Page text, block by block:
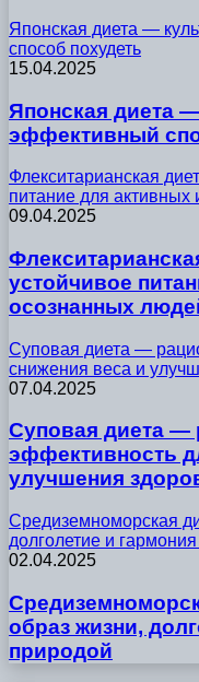
Японская диета —
способ похудеть
15.04.2025
Японская диета
эффективный
Флекситарианская
питание для
09.04.2025
устойчивое
осознанных
Суповая диета —
снижения веса и
07.04.2025
Суповая диета —
эффективность
улучшения
Средиземноморская
долголетие и
02.04.2025
образ жизни,
природой